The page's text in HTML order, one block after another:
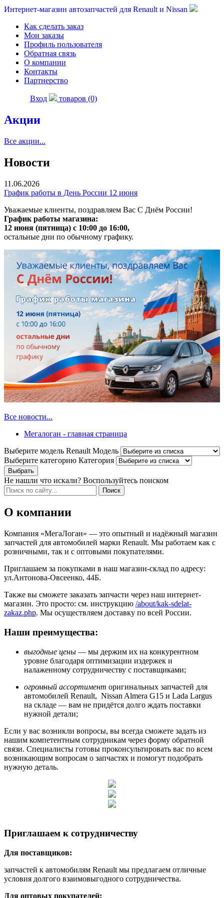
Интернет-магазин автозапчастей для Renault и Nissan
Как сделать заказ
Мои заказы
Профиль пользователя
Обратная связь
О компании
Контакты
Партнерство
Вход товаров (0)
Акции
Все акции...
Новости
11.06.2026
График работы в День России 12 июня
Уважаемые клиенты, поздравляем Вас С Днём России!
График работы магазина:
12 июня (пятница) с 10:00 до 16:00,
остальные дни по обычному графику.
Все новости...
Мегалоган - главная страница
Выберите модель Renault Модель
Выберите категорию Категория
Не нашли что искали? Воспользуйтесь поиском
О компании
Компания «МегаЛоган» — это опытный и надёжный магазин
запчастей для автомобилей марки Renault. Мы работаем как с
розничными, так и с оптовыми покупателями.
Приглашаем за покупками в наш магазин-склад по адресу:
ул.Антонова-Овсеенко, 44Б.
Также вы сможете заказать запчасти через наш интернет-
магазин. Это просто: см. инструкцию /about/kak-sdelat-
zakaz.php. Мы осуществляем доставку по всей России.
Наши преимущества:
выгодные цены — мы держим их на конкурентном
уровне благодаря оптимизации издержек и
налаженному сотрудничеству с поставщиками;
огромный ассортимент оригинальных запчастей для
автомобилей Renault, Nissan Almera G15 и Lada Largus
на складе — вам не придётся долго ждать поставки
нужной детали;
Если у вас возникли вопросы, вы всегда сможете задать из
нашим компетентным сотрудникам через форму обратной
связи. Специалисты готовы проконсультировать вас по всем
возникающим вопросам о запчастях и помогут подобрать
нужную деталь.
Приглашаем к сотрудничеству
Для поставщиков:
запчастей к автомобилям Renault мы предлагаем отличные
условия долгого взаимовыгодного сотрудничества.
Для оптовых покупателей: